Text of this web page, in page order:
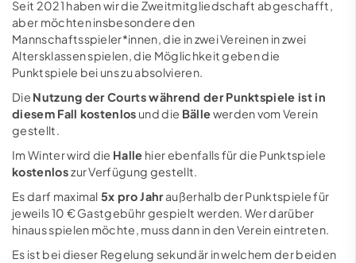
Seit 2021 haben wir die Zweitmitgliedschaft abgeschafft,
aber möchten insbesondere den
Mannschaftsspieler*innen, die in zwei Vereinen in zwei
Altersklassen spielen, die Möglichkeit geben die
Punktspiele bei uns zu absolvieren.
Die Nutzung der Courts während der Punktspiele ist in
diesem Fall kostenlos und die Bällewerden vom Verein
gestellt.
Im Winter wird die Halle hier ebenfalls für die Punktspiele
kostenloszur Verfügung gestellt.
Es darf maximal 5x pro Jahraußerhalb der Punktspiele für
jeweils 10 € Gastgebühr gespielt werden. Wer darüber
hinaus spielen möchte, muss dann in den Verein eintreten.
Es ist bei dieser Regelung sekundär in welchem der beiden